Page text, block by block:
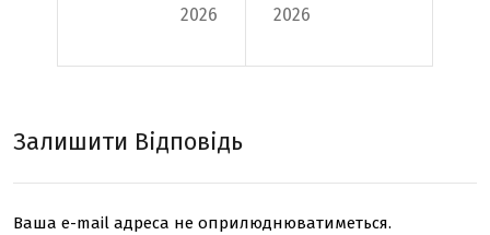
уда
кат
2026
вей
2026
Залишити Відповідь
Ваша e-mail адреса не оприлюднюватиметься.